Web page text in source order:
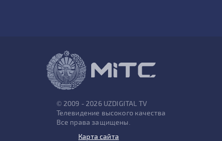
© 2009 - 2026 UZDIGITAL TV
Телевидение высокого качества
Все права защищены.
Карта сайта